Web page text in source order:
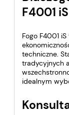
F4001 iS
Fogo F4001
techniczne.
tradycyjnych
idealnym